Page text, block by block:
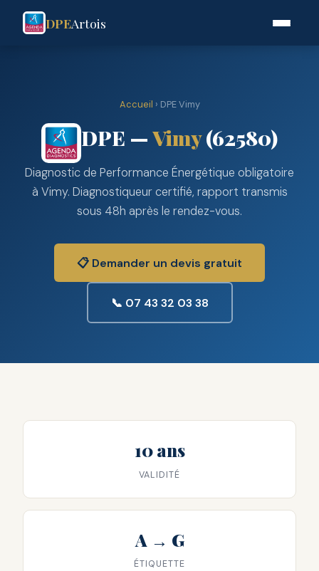
DPEArtois
Accueil › DPE Vimy
DPE —Vimy(62580)
Diagnostic de Performance Énergétique obligatoire
à Vimy. Diagnostiqueur certifié, rapport transmis
sous 48h après le rendez-vous.
📋 Demander un devis gratuit
📞 07 43 32 03 38
10 ans
VALIDITÉ
A → G
ÉTIQUETTE